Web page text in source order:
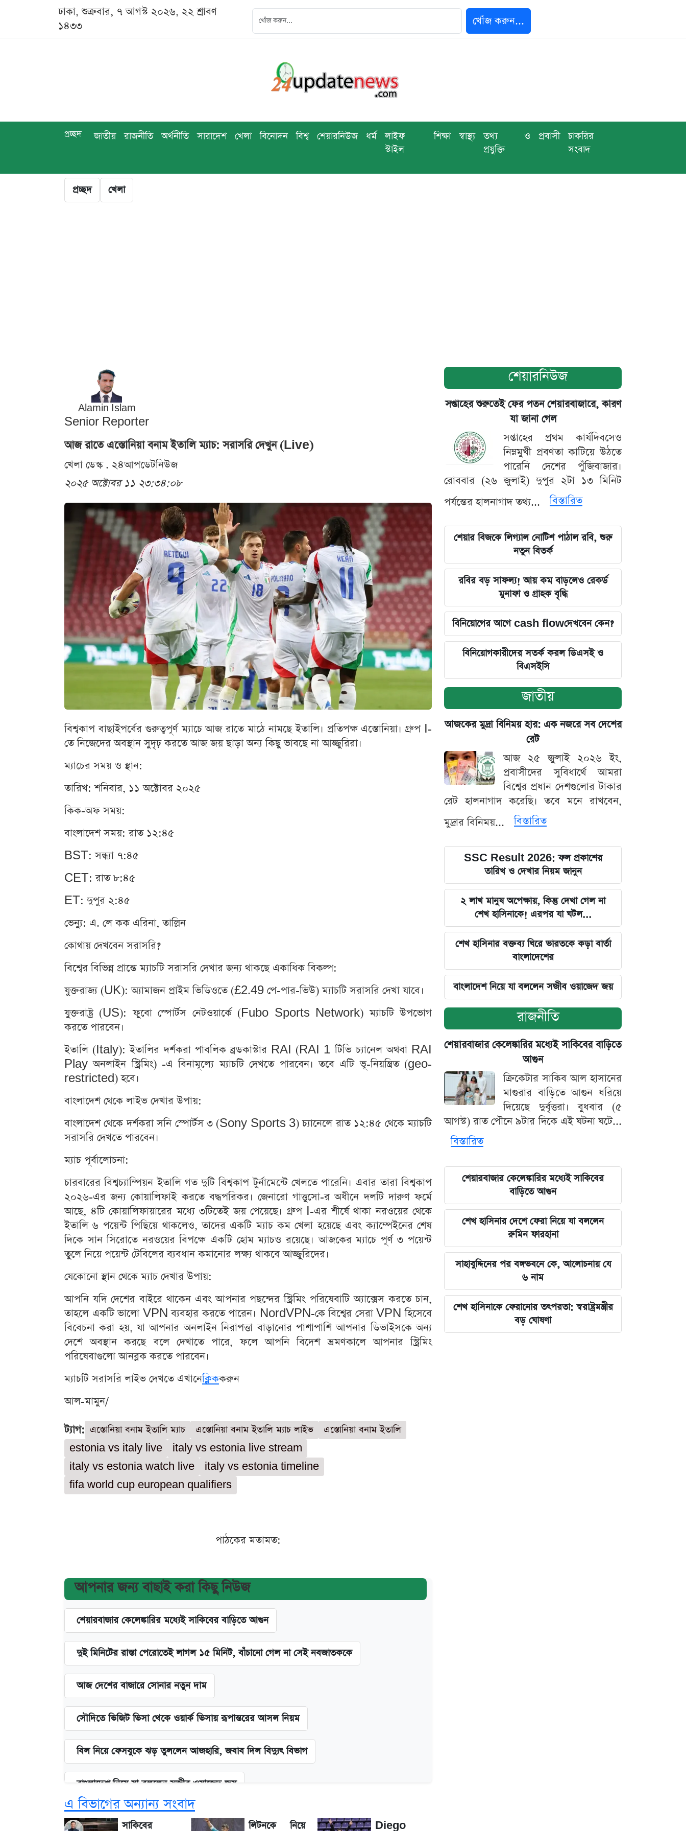
ঢাকা, শুক্রবার, ৭ আগস্ট ২০২৬, ২২ শ্রাবণ
১৪৩৩
খোঁজ করুন...
প্রচ্ছদ জাতীয় রাজনীতি অর্থনীতি সারাদেশ খেলা বিনোদন বিশ্ব শেয়ারনিউজ ধর্ম
লাইফ
স্টাইল
শিক্ষা স্বাস্থ্য
তথ্য ও
প্রযুক্তি
প্রবাসী
চাকরির
সংবাদ
প্রচ্ছদ খেলা
Alamin Islam
Senior Reporter
আজ রাতে এস্তোনিয়া বনাম ইতালি ম্যাচ: সরাসরি দেখুন (Live)
খেলা ডেস্ক . ২৪আপডেটনিউজ
২০২৫ অক্টোবর ১১ ২৩:৩৪:০৮
বিশ্বকাপ বাছাইপর্বের গুরুত্বপূর্ণ ম্যাচে আজ রাতে মাঠে নামছে ইতালি। প্রতিপক্ষ এস্তোনিয়া। গ্রুপ I-
তে নিজেদের অবস্থান সুদৃঢ় করতে আজ জয় ছাড়া অন্য কিছু ভাবছে না আজ্জুরিরা।
ম্যাচের সময় ও স্থান:
তারিখ: শনিবার, ১১ অক্টোবর ২০২৫
কিক-অফ সময়:
বাংলাদেশ সময়: রাত ১২:৪৫
BST: সন্ধ্যা ৭:৪৫
CET: রাত ৮:৪৫
ET: দুপুর ২:৪৫
ভেন্যু: এ. লে কক এরিনা, তাল্লিন
কোথায় দেখবেন সরাসরি?
বিশ্বের বিভিন্ন প্রান্তে ম্যাচটি সরাসরি দেখার জন্য থাকছে একাধিক বিকল্প:
যুক্তরাজ্য (UK): অ্যামাজন প্রাইম ভিডিওতে (£2.49 পে-পার-ভিউ) ম্যাচটি সরাসরি দেখা যাবে।
যুক্তরাষ্ট্র (US): ফুবো স্পোর্টস নেটওয়ার্কে (Fubo Sports Network) ম্যাচটি উপভোগ
করতে পারবেন।
ইতালি (Italy): ইতালির দর্শকরা পাবলিক ব্রডকাস্টার RAI (RAI 1 টিভি চ্যানেল অথবা RAI
Play অনলাইন স্ট্রিমিং) -এ বিনামূল্যে ম্যাচটি দেখতে পারবেন। তবে এটি ভূ-নিয়ন্ত্রিত (geo-
restricted) হবে।
বাংলাদেশ থেকে লাইভ দেখার উপায়:
বাংলাদেশ থেকে দর্শকরা সনি স্পোর্টস ৩ (Sony Sports 3) চ্যানেলে রাত ১২:৪৫ থেকে ম্যাচটি
সরাসরি দেখতে পারবেন।
ম্যাচ পূর্বালোচনা:
চারবারের বিশ্বচ্যাম্পিয়ন ইতালি গত দুটি বিশ্বকাপ টুর্নামেন্টে খেলতে পারেনি। এবার তারা বিশ্বকাপ
২০২৬-এর জন্য কোয়ালিফাই করতে বদ্ধপরিকর। জেনারো গাত্তুসো-র অধীনে দলটি দারুণ ফর্মে
আছে, ৪টি কোয়ালিফায়ারের মধ্যে ৩টিতেই জয় পেয়েছে। গ্রুপ I-এর শীর্ষে থাকা নরওয়ের থেকে
ইতালি ৬ পয়েন্ট পিছিয়ে থাকলেও, তাদের একটি ম্যাচ কম খেলা হয়েছে এবং ক্যাম্পেইনের শেষ
দিকে সান সিরোতে নরওয়ের বিপক্ষে একটি হোম ম্যাচও রয়েছে। আজকের ম্যাচে পূর্ণ ৩ পয়েন্ট
তুলে নিয়ে পয়েন্ট টেবিলের ব্যবধান কমানোর লক্ষ্য থাকবে আজ্জুরিদের।
যেকোনো স্থান থেকে ম্যাচ দেখার উপায়:
আপনি যদি দেশের বাইরে থাকেন এবং আপনার পছন্দের স্ট্রিমিং পরিষেবাটি অ্যাক্সেস করতে চান,
তাহলে একটি ভালো VPN ব্যবহার করতে পারেন। NordVPN-কে বিশ্বের সেরা VPN হিসেবে
বিবেচনা করা হয়, যা আপনার অনলাইন নিরাপত্তা বাড়ানোর পাশাপাশি আপনার ডিভাইসকে অন্য
দেশে অবস্থান করছে বলে দেখাতে পারে, ফলে আপনি বিদেশ ভ্রমণকালে আপনার স্ট্রিমিং
পরিষেবাগুলো আনব্লক করতে পারবেন।
ম্যাচটি সরাসরি লাইভ দেখতে এখানেক্লিককরুন
আল-মামুন/
ট্যাগ: এস্তোনিয়া বনাম ইতালি ম্যাচ এস্তোনিয়া বনাম ইতালি ম্যাচ লাইভ
এস্তোনিয়া বনাম ইতালি
estonia vs italy live
italy vs estonia live stream
italy vs estonia watch live
italy vs estonia timeline
fifa world cup european qualifiers
পাঠকের মতামত:
আপনার জন্য বাছাই করা কিছু নিউজ
শেয়ারবাজার কেলেঙ্কারির মধ্যেই সাকিবের বাড়িতে আগুন
দুই মিনিটের রাস্তা পেরোতেই লাগল ১৫ মিনিট, বাঁচানো গেল না সেই নবজাতককে
আজ দেশের বাজারে সোনার নতুন দাম
সৌদিতে ভিজিট ভিসা থেকে ওয়ার্ক ভিসায় রূপান্তরের আসল নিয়ম
বিল নিয়ে ফেসবুকে ঝড় তুললেন আজহারি, জবাব দিল বিদ্যুৎ বিভাগ
বাংলাদেশ নিয়ে যা বললেন সজীব ওয়াজেদ জয়
২ লাখ মানুষ অপেক্ষায়, কিন্তু দেখা গেল না শেখ হাসিনাকে! এরপর যা ঘটল...
এ বিভাগের অন্যান্য সংবাদ
সাকিবের লিটনকে নিয়ে Diego
শেয়ারনিউজ
সপ্তাহের শুরুতেই ফের পতন শেয়ারবাজারে, কারণ
যা জানা গেল
সপ্তাহের প্রথম কার্যদিবসেও
নিম্নমুখী প্রবণতা কাটিয়ে উঠতে
পারেনি দেশের পুঁজিবাজার।
রোববার (২৬ জুলাই) দুপুর ২টা ১৩ মিনিট
পর্যন্তের হালনাগাদ তথ্য...
বিস্তারিত
শেয়ার বিজকে লিগ্যাল নোটিশ পাঠাল রবি, শুরু
নতুন বিতর্ক
রবির বড় সাফল্য! আয় কম বাড়লেও রেকর্ড
মুনাফা ও গ্রাহক বৃদ্ধি
বিনিয়োগের আগে cash flowদেখবেন কেন?
বিনিয়োগকারীদের সতর্ক করল ডিএসই ও
বিএসইসি
জাতীয়
আজকের মুদ্রা বিনিময় হার: এক নজরে সব দেশের
রেট
আজ ২৫ জুলাই ২০২৬ ইং,
প্রবাসীদের সুবিধার্থে আমরা
বিশ্বের প্রধান দেশগুলোর টাকার
রেট হালনাগাদ করেছি। তবে মনে রাখবেন,
মুদ্রার বিনিময়...
বিস্তারিত
SSC Result 2026: ফল প্রকাশের
তারিখ ও দেখার নিয়ম জানুন
২ লাখ মানুষ অপেক্ষায়, কিন্তু দেখা গেল না
শেখ হাসিনাকে! এরপর যা ঘটল...
শেখ হাসিনার বক্তব্য ঘিরে ভারতকে কড়া বার্তা
বাংলাদেশের
বাংলাদেশ নিয়ে যা বললেন সজীব ওয়াজেদ জয়
রাজনীতি
শেয়ারবাজার কেলেঙ্কারির মধ্যেই সাকিবের বাড়িতে
আগুন
ক্রিকেটার সাকিব আল হাসানের
মাগুরার বাড়িতে আগুন ধরিয়ে
দিয়েছে দুর্বৃত্তরা। বুধবার (৫
আগস্ট) রাত পৌনে ৯টার দিকে এই ঘটনা ঘটে...
বিস্তারিত
শেয়ারবাজার কেলেঙ্কারির মধ্যেই সাকিবের
বাড়িতে আগুন
শেখ হাসিনার দেশে ফেরা নিয়ে যা বললেন
রুমিন ফারহানা
সাহাবুদ্দিনের পর বঙ্গভবনে কে, আলোচনায় যে
৬ নাম
শেখ হাসিনাকে ফেরানোর তৎপরতা: স্বরাষ্ট্রমন্ত্রীর
বড় ঘোষণা